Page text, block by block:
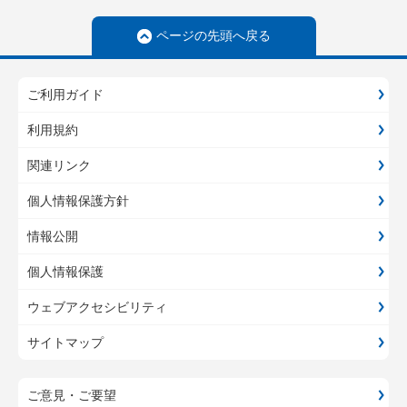
ページの先頭へ戻る
ご利用ガイド
利用規約
関連リンク
個人情報保護方針
情報公開
個人情報保護
ウェブアクセシビリティ
サイトマップ
ご意見・ご要望